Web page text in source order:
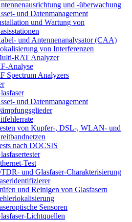
und -überwachung
und Datenmanagement
und Wartung von
und Antennenanalysator (CAA)
von Interferenzen
RAT Analyzer
Analyse
Spectrum Analyzers
und Datenmanagement
von Kupfer-, DSL-, WLAN- und
nach DOCSIS
Test
und Glasfaser-Charakterisierung
und Reinigen von Glasfasern
Sensoren
Lichtquellen